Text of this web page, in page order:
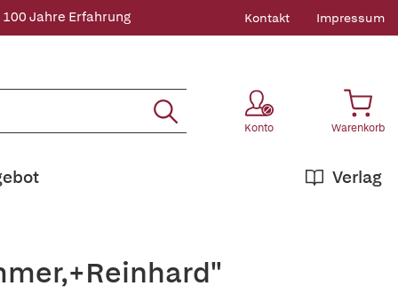
100 Jahre Erfahrung Kontakt Impressum
Konto Warenkorb
Verlag